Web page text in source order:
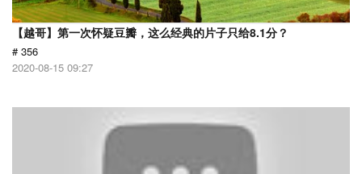
【越哥】第一次怀疑豆瓣，这么经典的片子只给8.1分？
# 356
2020-08-15 09:27